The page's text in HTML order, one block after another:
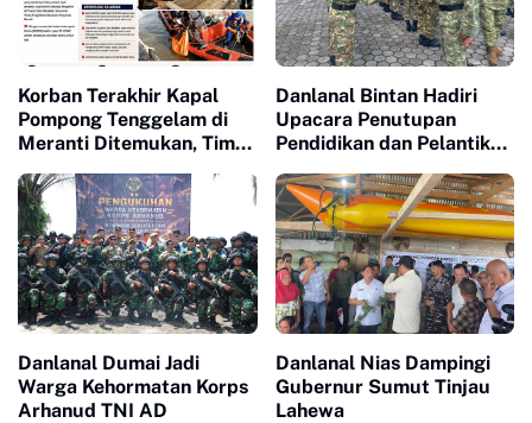
Korban Terakhir Kapal
Pompong Tenggelam di
Meranti Ditemukan, Tim
Jenazah
Danlanal Bintan Hadiri
Upacara Penutupan
Pendidikan dan Pelantikan
KNP
Danlanal Dumai Jadi
Warga Kehormatan Korps
Arhanud TNI AD
Danlanal Nias Dampingi
Gubernur Sumut Tinjau
Lahewa